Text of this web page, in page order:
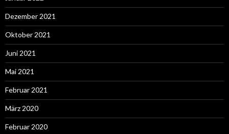
Dezember 2021
Oktober 2021
Juni 2021
Mai 2021
Februar 2021
März 2020
Februar 2020